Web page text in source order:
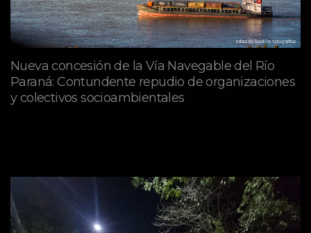
Nueva concesión de la Vía Navegable del Río
Paraná: Contundente repudio de organizaciones
y colectivos socioambientales